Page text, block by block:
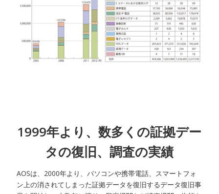
1999年より、数多くの証拠デー
タの復旧、調査の実績
AOSは、2000年より、パソコンや携帯電話、スマートフォ
ン上の消されてしまった証拠データを復旧するデータ復旧事